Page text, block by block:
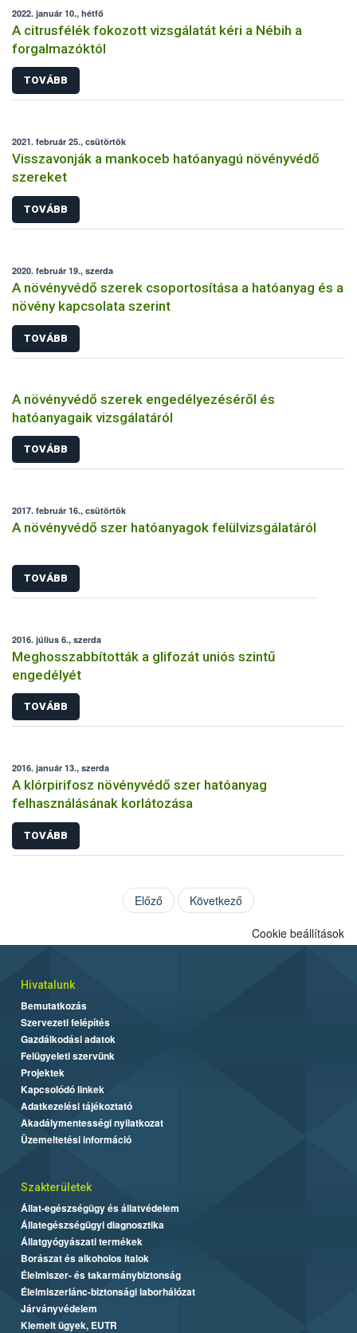
2022. január 10., hétfő
A citrusfélék fokozott vizsgálatát kéri a Nébih a
forgalmazóktól
TOVÁBB
2021. február 25., csütörtök
Visszavonják a mankoceb hatóanyagú növényvédő
szereket
TOVÁBB
2020. február 19., szerda
A növényvédő szerek csoportosítása a hatóanyag és a
növény kapcsolata szerint
TOVÁBB
A növényvédő szerek engedélyezéséről és
hatóanyagaik vizsgálatáról
TOVÁBB
2017. február 16., csütörtök
A növényvédő szer hatóanyagok felülvizsgálatáról
TOVÁBB
2016. július 6., szerda
Meghosszabbították a glifozát uniós szintű
engedélyét
TOVÁBB
2016. január 13., szerda
A klórpirifosz növényvédő szer hatóanyag
felhasználásának korlátozása
TOVÁBB
Előző Következő
Cookie beállítások
Hivatalunk
Bemutatkozás
Szervezeti felépítés
Gazdálkodási adatok
Felügyeleti szervünk
Projektek
Kapcsolódó linkek
Adatkezelési tájékoztató
Akadálymentességi nyilatkozat
Üzemeltetési információ
Szakterületek
Állat-egészségügy és állatvédelem
Állategészségügyi diagnosztika
Állatgyógyászati termékek
Borászat és alkoholos italok
Élelmiszer- és takarmánybiztonság
Élelmiszerlánc-biztonsági laborhálózat
Járványvédelem
Kiemelt ügyek, EUTR